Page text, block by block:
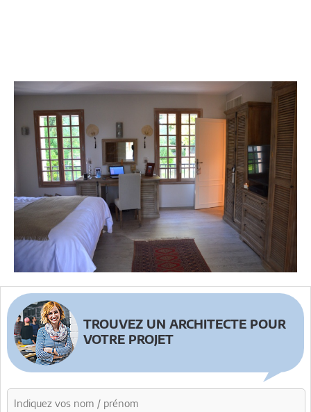
TROUVEZ UN ARCHITECTE POUR
VOTRE PROJET